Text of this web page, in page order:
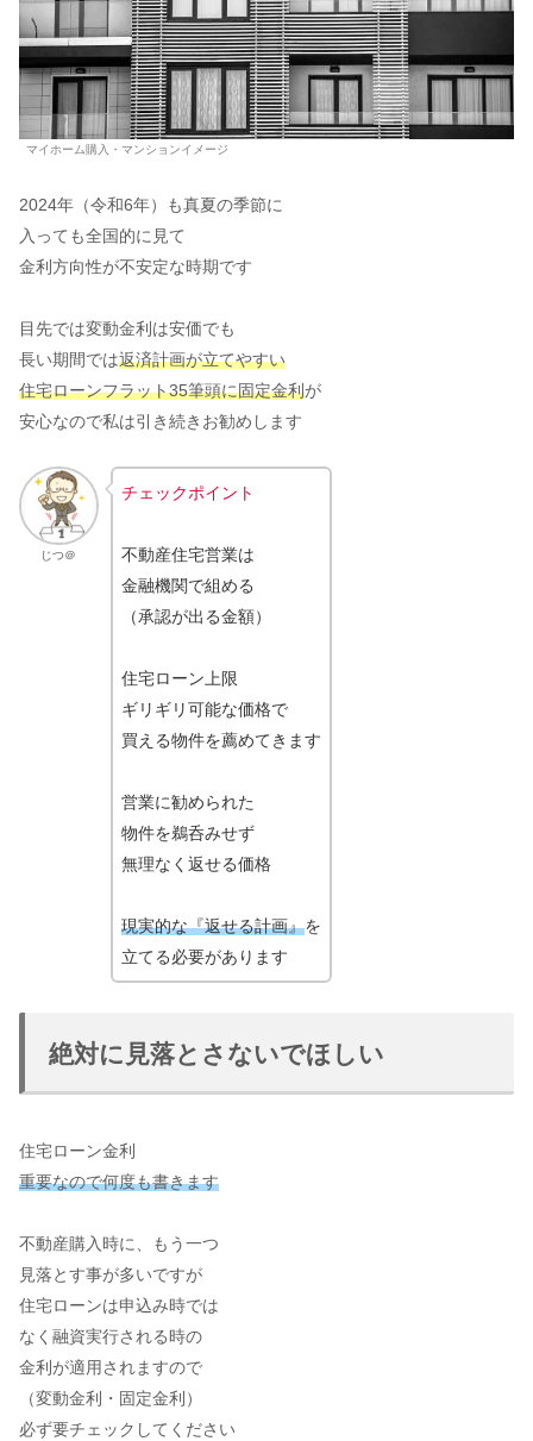
マイホーム購入・マンションイメージ
2024年（令和6年）も真夏の季節に
入っても全国的に見て
金利方向性が不安定な時期です
目先では変動金利は安価でも
長い期間では返済計画が立てやすい
住宅ローンフラット35筆頭に固定金利が
安心なので私は引き続きお勧めします
じつ＠
チェックポイント
不動産住宅営業は
金融機関で組める
（承認が出る金額）
住宅ローン上限
ギリギリ可能な価格で
買える物件を薦めてきます
営業に勧められた
物件を鵜呑みせず
無理なく返せる価格
現実的な『返せる計画』を
立てる必要があります
絶対に見落とさないでほしい
住宅ローン金利
重要なので何度も書きます
不動産購入時に、もう一つ
見落とす事が多いですが
住宅ローンは申込み時では
なく融資実行される時の
金利が適用されますので
（変動金利・固定金利）
必ず要チェックしてください